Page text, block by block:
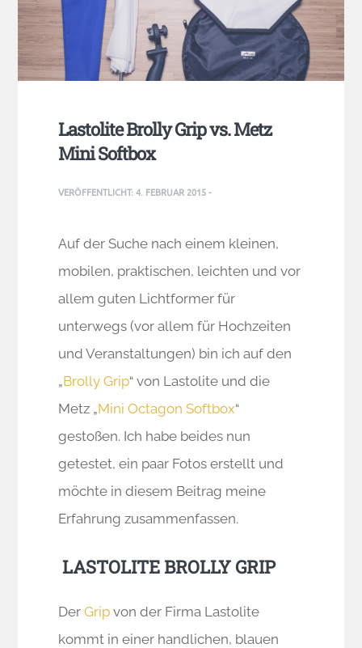
Lastolite Brolly Grip vs. Metz
Mini Softbox
VERÖFFENTLICHT:4. FEBRUAR 2015-
Auf der Suche nach einem kleinen,
mobilen, praktischen, leichten und vor
allem guten Lichtformer für
unterwegs (vor allem für Hochzeiten
und Veranstaltungen) bin ich auf den
„Brolly Grip“ von Lastolite und die
Metz „Mini Octagon Softbox“
gestoßen. Ich habe beides nun
getestet, ein paar Fotos erstellt und
möchte in diesem Beitrag meine
Erfahrung zusammenfassen.
LASTOLITE BROLLY GRIP
DerGrip von der Firma Lastolite
kommt in einer handlichen, blauen